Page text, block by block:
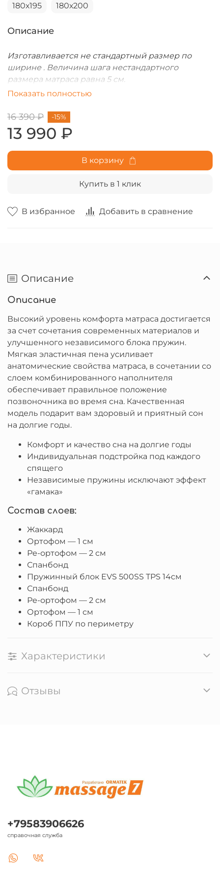
В избранное Добавить в сравнение
180х195 180х200
Описание
Изготавливается не стандартный размер по
ширине . Величина шага нестандартного
размера матраса равна 5 см.
Но размером не менее чем 70х160 и не более
Цена за не стандарт по ширине соответствует
большему стандартному размеру+10%.
Показать полностью
16 390 ₽
13 990 ₽
-15%
В корзину
Купить в 1 клик
Описание
Описание
Высокий уровень комфорта матраса достигается
за счет сочетания современных материалов и
улучшенного независимого блока пружин.
Мягкая эластичная пена усиливает
анатомические свойства матраса, в сочетании со
слоем комбинированного наполнителя
обеспечивает правильное положение
позвоночника во время сна. Качественная
модель подарит вам здоровый и приятный сон
на долгие годы.
Комфорт и качество сна на долгие годы
Индивидуальная подстройка под каждого
спящего
Независимые пружины исключают эффект
«гамака»
Состав слоев:
Жаккард
Ортофом — 1 см
Ре-ортофом — 2 см
Спанбонд
Пружинный блок EVS 500SS TPS 14cм
Спанбонд
Ре-ортофом — 2 см
Ортофом — 1 см
Короб ППУ по периметру
Характеристики
Отзывы
+79583906626
справочная служба